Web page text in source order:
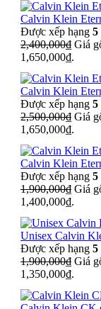
Calvin Klein
Được xếp hạng 5
2,400,000₫ Giá
1,650,000₫.
Calvin Klein
Được xếp hạng 5
2,500,000₫ Giá
1,650,000₫.
Calvin Klein
Được xếp hạng 5
1,900,000₫ Giá
1,400,000₫.
Unisex Calvin
Được xếp hạng 5
1,900,000₫ Giá
1,350,000₫.